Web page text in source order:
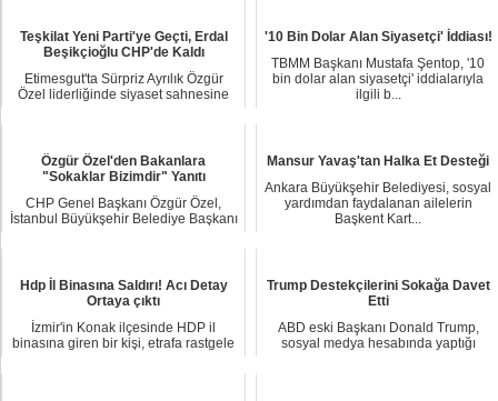
Teşkilat Yeni Parti'ye Geçti, Erdal
Beşikçioğlu CHP'de Kaldı
Etimesgut'ta Sürpriz Ayrılık Özgür
Özel liderliğinde siyaset sahnesine
'10 Bin Dolar Alan Siyasetçi' İddiası!
TBMM Başkanı Mustafa Şentop, '10
bin dolar alan siyasetçi' iddialarıyla
ilgili b...
Özgür Özel'den Bakanlara
"Sokaklar Bizimdir" Yanıtı
CHP Genel Başkanı Özgür Özel,
İstanbul Büyükşehir Belediye Başkanı
Mansur Yavaş'tan Halka Et Desteği
Ankara Büyükşehir Belediyesi, sosyal
yardımdan faydalanan ailelerin
Başkent Kart...
Hdp İl Binasına Saldırı! Acı Detay
Ortaya çıktı
İzmir'in Konak ilçesinde HDP il
binasına giren bir kişi, etrafa rastgele
Trump Destekçilerini Sokağa Davet
Etti
ABD eski Başkanı Donald Trump,
sosyal medya hesabında yaptığı